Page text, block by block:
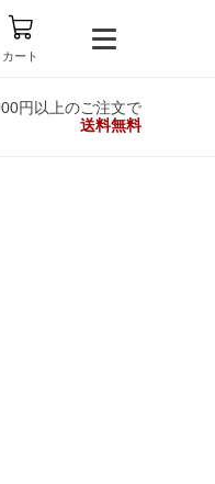
カート
円以上のご注文で
送料無料